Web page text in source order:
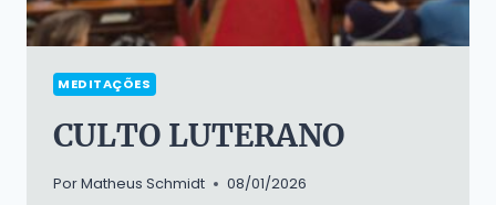
MEDITAÇÕES
CULTO LUTERANO
PorMatheus Schmidt 08/01/2026